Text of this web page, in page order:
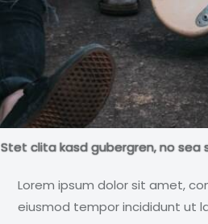
Stet clita kasd gubergren, no
Lorem ipsum dolor sit amet,
eiusmod tempor incididunt ut